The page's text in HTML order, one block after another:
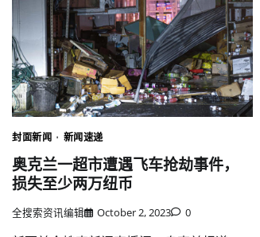
封面新闻 新闻速递
奥克兰一超市遭遇飞车抢劫事件，
损失至少两万纽币
全搜索资讯编辑 October 2, 2023 0